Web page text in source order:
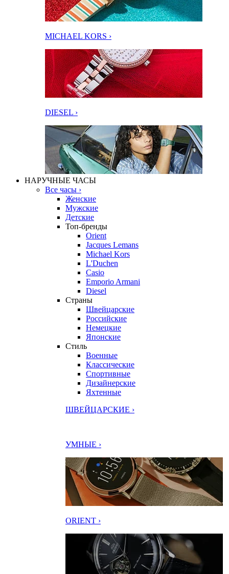
MICHAEL KORS ›
DIESEL ›
НАРУЧНЫЕ ЧАСЫ
Все часы ›
Женские
Мужские
Детские
Топ-бренды
Orient
Jacques Lemans
Michael Kors
L'Duchen
Casio
Emporio Armani
Diesel
Страны
Швейцарские
Российские
Немецкие
Японские
Стиль
Военные
Классические
Спортивные
Дизайнерские
Яхтенные
ШВЕЙЦАРСКИЕ ›
УМНЫЕ ›
ORIENT ›